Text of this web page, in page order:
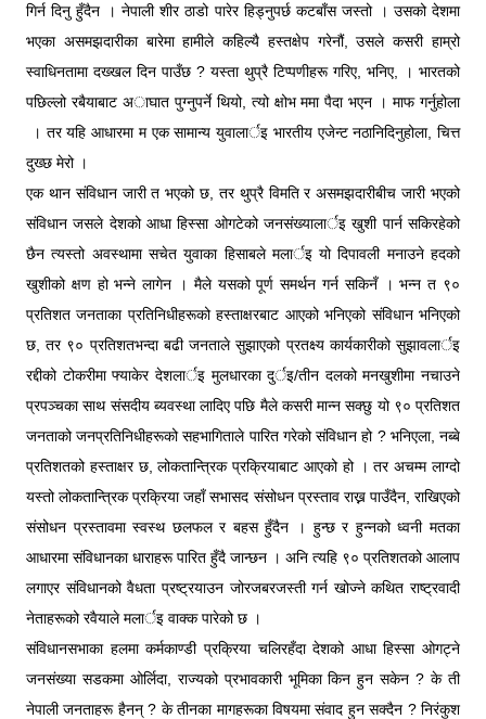
गिर्न दिनु हुँदैन । नेपाली शीर ठाडो पारेर हिड्नुपर्छ कटबाँस जस्तो । उसको देशमा
भएका असमझदारीका बारेमा हामीले कहिल्यै हस्तक्षेप गरेनौं, उसले कसरी हाम्रो
स्वाधिनतामा दख्खल दिन पाउँछ ? यस्ता थुप्रै टिप्पणीहरू गरिए, भनिए, । भारतको
पछिल्लो रबैयाबाट अाघात पुग्नुपर्ने थियो, त्यो क्षोभ ममा पैदा भएन । माफ गर्नुहोला
। तर यहि आधारमा म एक सामान्य युवालार्इ भारतीय एजेन्ट नठानिदिनुहोला, चित्त
दुख्छ मेरो ।
एक थान संविधान जारी त भएको छ, तर थुप्रै विमति र असमझदारीबीच जारी भएको
संविधान जसले देशको आधा हिस्सा ओगटेको जनसंख्यालार्इ खुशी पार्न सकिरहेको
छैन त्यस्तो अवस्थामा सचेत युवाका हिसाबले मलार्इ यो दिपावली मनाउने हदको
खुशीको क्षण हो भन्ने लागेन । मैले यसको पूर्ण समर्थन गर्न सकिनँ । भन्न त ९०
प्रतिशत जनताका प्रतिनिधीहरूको हस्ताक्षरबाट आएको भनिएको संविधान भनिएको
छ, तर ९० प्रतिशतभन्दा बढी जनताले सुझाएको प्रतक्ष्य कार्यकारीको सुझावलार्इ
रद्दीको टोकरीमा फ्याकेर देशलार्इ मुलधारका दुर्इ/तीन दलको मनखुशीमा नचाउने
प्रपञ्चका साथ संसदीय ब्यवस्था लादिए पछि मैले कसरी मान्न सक्छु यो ९० प्रतिशत
जनताको जनप्रतिनिधीहरूको सहभागिताले पारित गरेको संविधान हो ? भनिएला, नब्बे
प्रतिशतको हस्ताक्षर छ, लोकतान्त्रिक प्रक्रियाबाट आएको हो । तर अचम्म लाग्दो
यस्तो लोकतान्त्रिक प्रक्रिया जहाँ सभासद संसोधन प्रस्ताव राख्न पाउँदैन, राखिएको
संसोधन प्रस्तावमा स्वस्थ छलफल र बहस हुँदैन । हुन्छ र हुन्नको ध्वनी मतका
आधारमा संविधानका धाराहरू पारित हुँदै जान्छन । अनि त्यहि ९० प्रतिशतको आलाप
लगाएर संविधानको वैधता प्रष्ट्रयाउन जोरजबरजस्ती गर्न खोज्ने कथित राष्ट्रवादी
नेताहरूको रवैयाले मलार्इ वाक्क पारेको छ ।
संविधानसभाका हलमा कर्मकाण्डी प्रक्रिया चलिरहँदा देशको आधा हिस्सा ओगट्ने
जनसंख्या सडकमा ओर्लिदा, राज्यको प्रभावकारी भूमिका किन हुन सकेन ? के ती
नेपाली जनताहरू हैनन् ? के तीनका मागहरूका विषयमा संवाद हुन सक्दैन ? निरंकुश